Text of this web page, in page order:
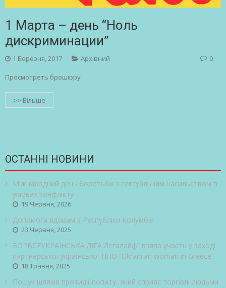
1 Марта – день “Ноль
дискриминации”
1 Березня, 2017 Архівний 0
Просмотреть брошюру
>> Більше
ОСТАННІ НОВИНИ
Міжнародний день боротьби з сексуальним насильством в
умовах конфлікту
19 Червня, 2026
Допомога вдовам з Республіки Колумбія
23 Червня, 2025
БО “ВСЕУКРАЇНСЬКА ЛІГА Легалайф” взяла участь у заході
партнерської української НПО “Ukrainian woman in Greece”
18 Травня, 2025
Пошук шляхів протидії попиту, який сприяє торгівлі людьми